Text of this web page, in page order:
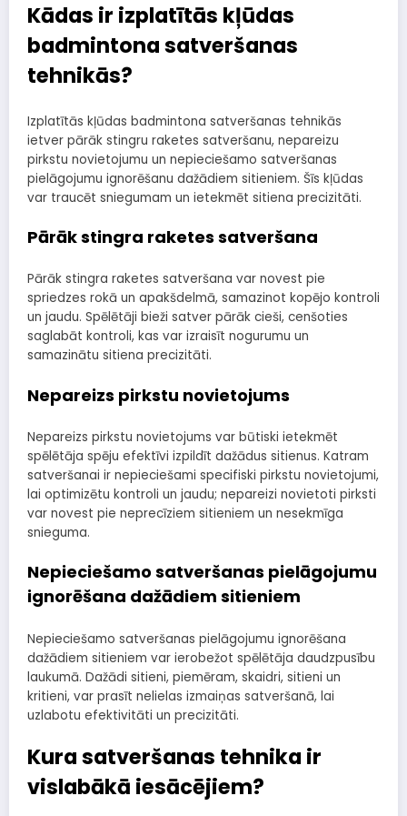
Kādas ir izplatītās kļūdas
badmintona satveršanas
tehnikās?
Izplatītās kļūdas badmintona satveršanas tehnikās
ietver pārāk stingru raketes satveršanu, nepareizu
pirkstu novietojumu un nepieciešamo satveršanas
pielāgojumu ignorēšanu dažādiem sitieniem. Šīs kļūdas
var traucēt sniegumam un ietekmēt sitiena precizitāti.
Pārāk stingra raketes satveršana
Pārāk stingra raketes satveršana var novest pie
spriedzes rokā un apakšdelmā, samazinot kopējo kontroli
un jaudu. Spēlētāji bieži satver pārāk cieši, cenšoties
saglabāt kontroli, kas var izraisīt nogurumu un
samazinātu sitiena precizitāti.
Nepareizs pirkstu novietojums
Nepareizs pirkstu novietojums var būtiski ietekmēt
spēlētāja spēju efektīvi izpildīt dažādus sitienus. Katram
satveršanai ir nepieciešami specifiski pirkstu novietojumi,
lai optimizētu kontroli un jaudu; nepareizi novietoti pirksti
var novest pie neprecīziem sitieniem un nesekmīga
snieguma.
Nepieciešamo satveršanas pielāgojumu
ignorēšana dažādiem sitieniem
Nepieciešamo satveršanas pielāgojumu ignorēšana
dažādiem sitieniem var ierobežot spēlētāja daudzpusību
laukumā. Dažādi sitieni, piemēram, skaidri, sitieni un
kritieni, var prasīt nelielas izmaiņas satveršanā, lai
uzlabotu efektivitāti un precizitāti.
Kura satveršanas tehnika ir
vislabākā iesācējiem?